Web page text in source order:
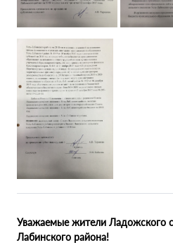
Уважаемые жители Ладожского
Лабинского района!